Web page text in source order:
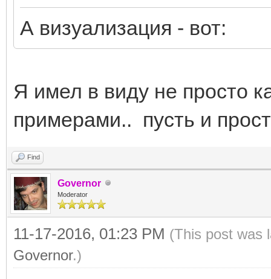
А визуализация - вот:
Я имел в виду не просто
примерами.. пусть и
Find
Governor
Moderator
11-17-2016, 01:23 PM (This post was
Governor.)